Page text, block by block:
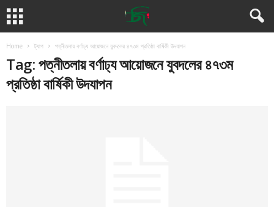
Home ট্যাগ পত্নীতলায় বর্ণাঢ্য আয়োজনে যুবদলের ৪৭৩ম প্রতিষ্ঠা বার্ষিকী উদযাপন
Tag: পত্নীতলায় বর্ণাঢ্য আয়োজনে যুবদলের ৪৭৩ম
প্রতিষ্ঠা বার্ষিকী উদযাপন